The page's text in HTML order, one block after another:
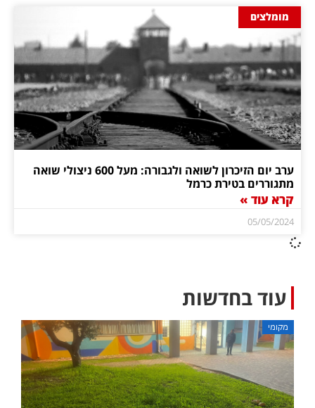
מומלצים
ערב יום הזיכרון לשואה ולגבורה: מעל 600 ניצולי שואה
מתגוררים בטירת כרמל
קרא עוד »
05/05/2024
עוד בחדשות
מקומי